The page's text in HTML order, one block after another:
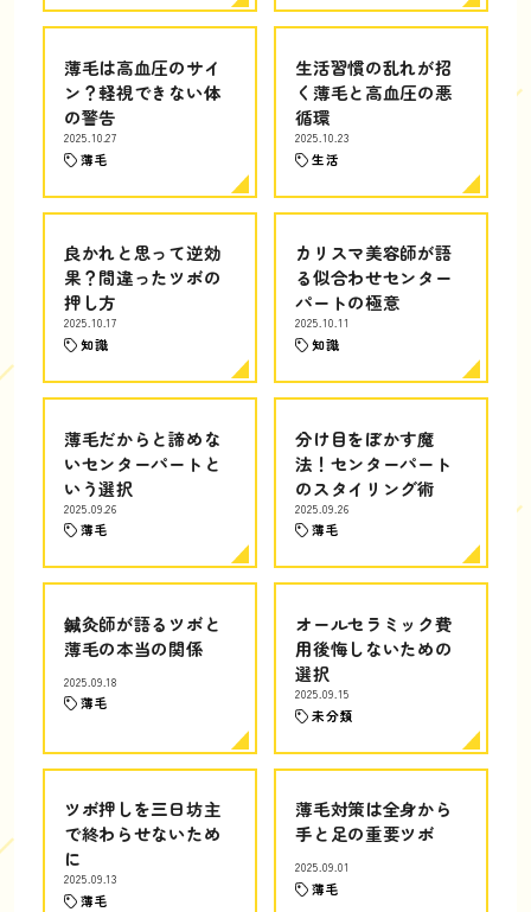
薄毛は高血圧のサイ
ン？軽視できない体
の警告
2025.10.27
薄毛
生活習慣の乱れが招
く薄毛と高血圧の悪
循環
2025.10.23
生活
良かれと思って逆効
果？間違ったツボの
押し方
2025.10.17
知識
カリスマ美容師が語
る似合わせセンター
パートの極意
2025.10.11
知識
薄毛だからと諦めな
いセンターパートと
いう選択
2025.09.26
薄毛
分け目をぼかす魔
法！センターパート
のスタイリング術
2025.09.26
薄毛
鍼灸師が語るツボと
薄毛の本当の関係
2025.09.18
薄毛
オールセラミック費
用後悔しないための
選択
2025.09.15
未分類
ツボ押しを三日坊主
で終わらせないため
に
2025.09.13
薄毛
薄毛対策は全身から
手と足の重要ツボ
2025.09.01
薄毛